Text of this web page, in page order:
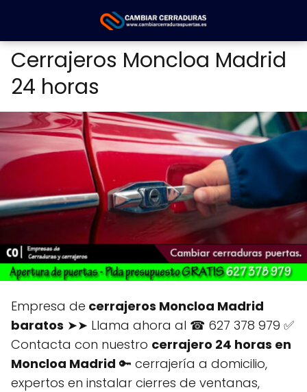
Cerrajeros Moncloa Madrid
24 horas
Empresa de cerrajeros Moncloa Madrid
baratos ➤➤ Llama ahora al ☎ 627 378 979 ✅
Contacta con nuestro cerrajero 24 horas en
Moncloa Madrid 🔑 cerrajería a domicilio,
expertos en instalar cierres de ventanas,